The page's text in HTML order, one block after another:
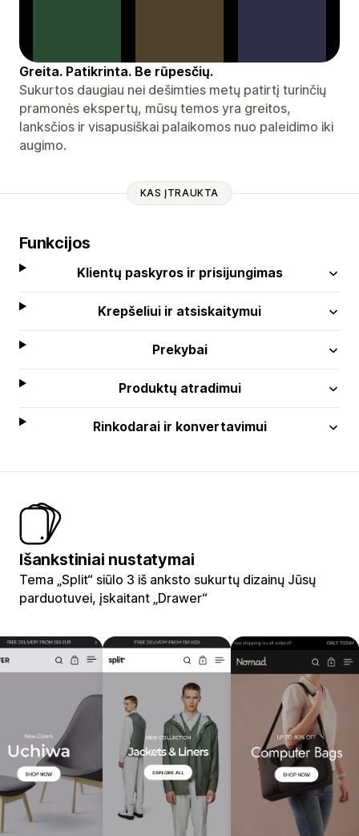
Greita. Patikrinta. Be rūpesčių.
Sukurtos daugiau nei dešimties metų patirtį turinčių
pramonės ekspertų, mūsų temos yra greitos,
lanksčios ir visapusiškai palaikomos nuo paleidimo iki
augimo.
KAS ĮTRAUKTA
Funkcijos
Klientų paskyros ir prisijungimas
Krepšeliui ir atsiskaitymui
Prekybai
Produktų atradimui
Rinkodarai ir konvertavimui
Išankstiniai nustatymai
Tema „Split“ siūlo 3 iš anksto sukurtų dizainų Jūsų
parduotuvei, įskaitant „Drawer“